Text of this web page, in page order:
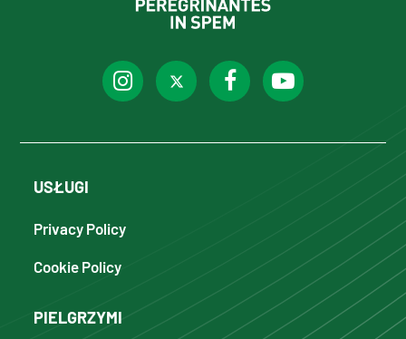
USŁUGI
Privacy Policy
Cookie Policy
PIELGRZYMI